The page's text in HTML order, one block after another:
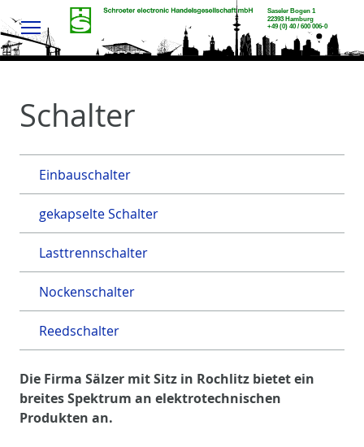
Menu
Schalter
Einbauschalter
gekapselte Schalter
Lasttrennschalter
Nockenschalter
Reedschalter
Die Firma Sälzer mit Sitz in Rochlitz bietet ein
breites Spektrum an elektrotechnischen
Produkten an.